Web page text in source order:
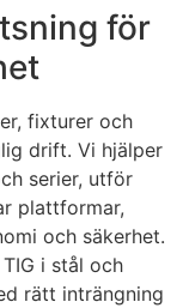
för
fixturer och
drift. Vi hjälper
serier, utför
plattformar,
och säkerhet.
i stål och
rätt inträngning